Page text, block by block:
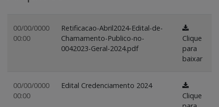
00/00/0000
00:00
Retificacao-Abril2024-Edital-de-
Chamamento-Publico-no-
0042023-Geral-2024.pdf
Clique
para
baixar
00/00/0000
00:00
Edital Credenciamento 2024
Clique